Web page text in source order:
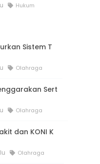
Hukum
Sistem T
Olahraga
Sert
Olahraga
dan KONI K
Olahraga